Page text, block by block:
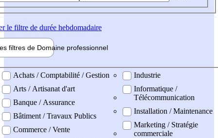
le filtre de durée hebdomadaire
filtres de Domaine professionnel
professionel
Achats / Comptabilité / Gestion
Arts / Artisanat d'art
Banque / Assurance
Bâtiment / Travaux Publics
Commerce / Vente
Industrie
Informatique /
Télécommunication
Installation / Maintenance
Marketing / Stratégie
commerciale